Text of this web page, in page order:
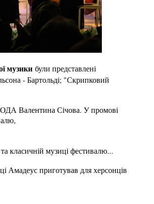
музики були представлені
- Бартольді; "Скрипковий
Валентина Січова. У промові
класичній музиці фестивалю...
Амадеус приготував для херсонців